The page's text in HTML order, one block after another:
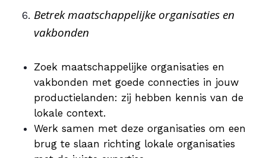
Betrek maatschappelijke organisaties en
vakbonden
Zoek maatschappelijke organisaties en
vakbonden met goede connecties in jouw
productielanden: zij hebben kennis van de
lokale context.
Werk samen met deze organisaties om een
brug te slaan richting lokale organisaties